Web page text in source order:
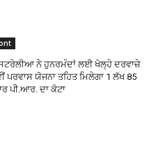
ਨੇ ਹੁਨਰਮੰਦਾਂ ਲਈ ਖੋਲ੍ਹੇ ਦਰਵਾਜ਼ੇ
ਪਰਵਾਸ ਯੋਜਨਾ ਤਹਿਤ ਮਿਲੇਗਾ 1 ਲੱਖ 85
ਪੀ.ਆਰ. ਦਾ ਕੋਟਾ